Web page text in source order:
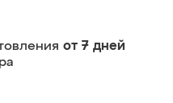
от 7 дней